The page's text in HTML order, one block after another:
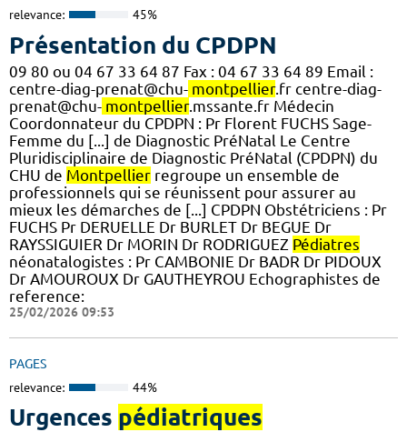
relevance: 45%
Présentation du CPDPN
09 80 ou 04 67 33 64 87 Fax : 04 67 33 64 89 Email :
centre-diag-prenat@chu- montpellier.fr centre-diag-
prenat@chu- montpellier.mssante.fr Médecin
Coordonnateur du CPDPN : Pr Florent FUCHS Sage-
Femme du [...] de Diagnostic PréNatal Le Centre
Pluridisciplinaire de Diagnostic PréNatal (CPDPN) du
CHU de Montpellier regroupe un ensemble de
professionnels qui se réunissent pour assurer au
mieux les démarches de [...] CPDPN Obstétriciens : Pr
FUCHS Pr DERUELLE Dr BURLET Dr BEGUE Dr
RAYSSIGUIER Dr MORIN Dr RODRIGUEZ Pédiatres
néonatalogistes : Pr CAMBONIE Dr BADR Dr PIDOUX
Dr AMOUROUX Dr GAUTHEYROU Echographistes de
reference:
25/02/2026 09:53
PAGES
relevance: 44%
Urgences pédiatriques